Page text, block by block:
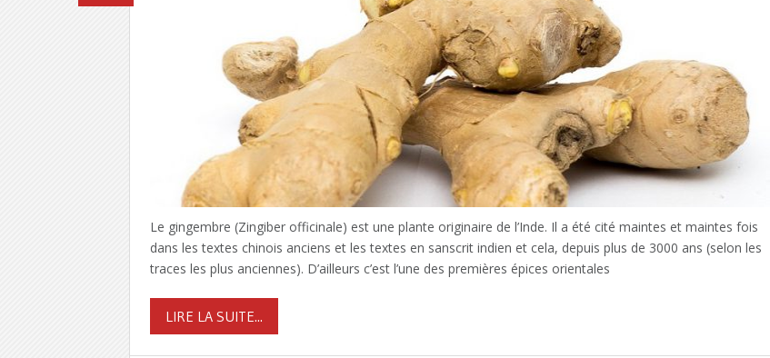
Le gingembre (Zingiber officinale) est une plante originaire de l’Inde. Il a été cité maintes et maintes fois
dans les textes chinois anciens et les textes en sanscrit indien et cela, depuis plus de 3000 ans (selon les
traces les plus anciennes). D’ailleurs c’est l’une des premières épices orientales
LIRE LA SUITE...